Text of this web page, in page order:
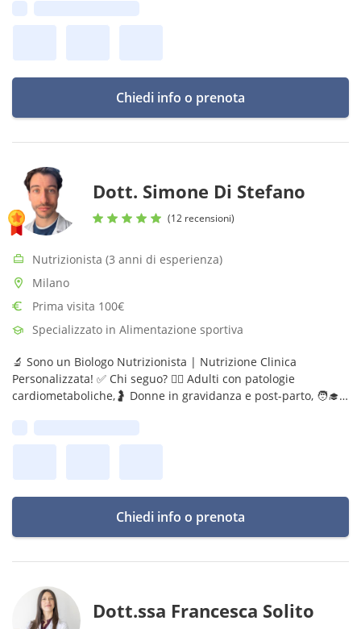
Chiedi info o prenota
Dott. Simone Di Stefano
(12 recensioni)
Nutrizionista (3 anni di esperienza)
Milano
Prima visita 100€
Specializzato in Alimentazione sportiva
🔬 Sono un Biologo Nutrizionista | Nutrizione Clinica
Personalizzata! ✅ Chi seguo? 👩‍⚕️ Adulti con patologie
cardiometaboliche,🤰 Donne in gravidanza e post-parto, 🧑‍🎓
Chiedi info o prenota
Dott.ssa Francesca Solito